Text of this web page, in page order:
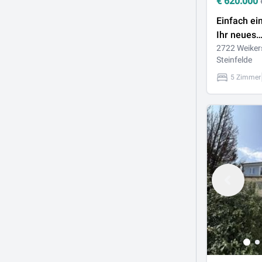
Einfach
Ihr neues
2722
Steinfelde
5 Zimmer